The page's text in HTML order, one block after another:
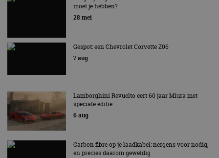
EV Experience 2026 van 24 tot 26 september
moet je hebben?
28 mei
Gespot: een Chevrolet Corvette Z06
7 aug
Lamborghini Revuelto eert 60 jaar Miura met
speciale editie
6 aug
Carbon fibre op je laadkabel: nergens voor nodig,
en precies daarom geweldig